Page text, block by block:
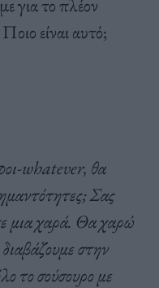
είναι αυτό;
whatever, θα
Σας
μια χαρά. Θα χαρώ
στην
το σούσουρο με